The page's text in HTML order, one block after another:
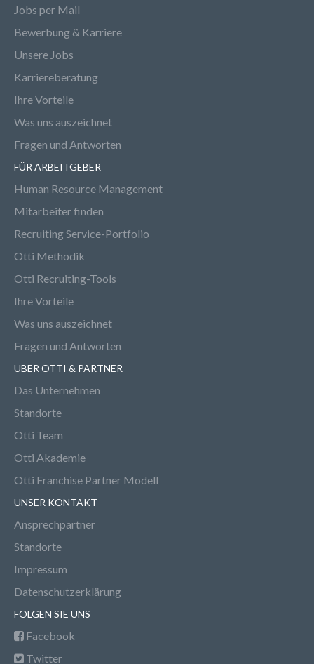
Jobs per Mail
Bewerbung & Karriere
Unsere Jobs
Karriereberatung
Ihre Vorteile
Was uns auszeichnet
Fragen und Antworten
FÜR ARBEITGEBER
Human Resource Management
Mitarbeiter finden
Recruiting Service-Portfolio
Otti Methodik
Otti Recruiting-Tools
Ihre Vorteile
Was uns auszeichnet
Fragen und Antworten
ÜBER OTTI & PARTNER
Das Unternehmen
Standorte
Otti Team
Otti Akademie
Otti Franchise Partner Modell
UNSER KONTAKT
Ansprechpartner
Standorte
Impressum
Datenschutzerklärung
FOLGEN SIE UNS
Facebook
Twitter